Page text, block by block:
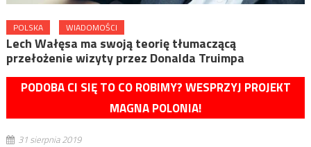
POLSKA WIADOMOŚCI
Lech Wałęsa ma swoją teorię tłumaczącą
przełożenie wizyty przez Donalda Truimpa
PODOBA CI SIĘ TO CO ROBIMY? WESPRZYJ PROJEKT
MAGNA POLONIA!
31 sierpnia 2019